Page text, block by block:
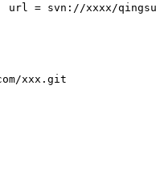
url = svn://xxxx/
xxx.git